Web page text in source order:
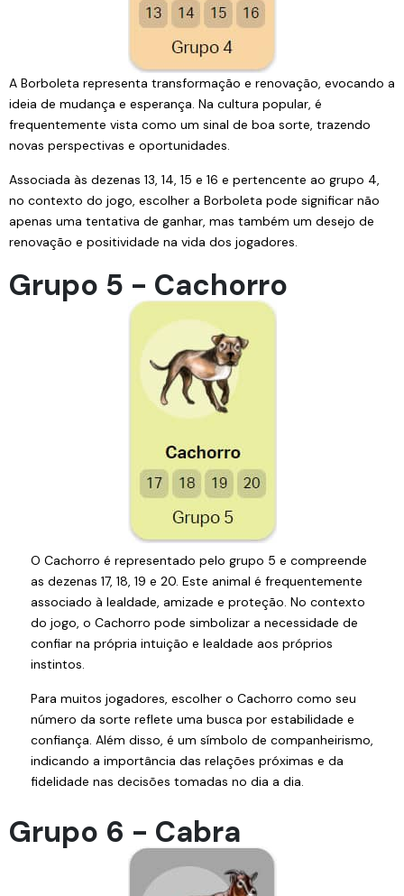
A Borboleta representa transformação e renovação, evocando a
ideia de mudança e esperança. Na cultura popular, é
frequentemente vista como um sinal de boa sorte, trazendo
novas perspectivas e oportunidades.
Associada às dezenas 13, 14, 15 e 16 e pertencente ao grupo 4,
no contexto do jogo, escolher a Borboleta pode significar não
apenas uma tentativa de ganhar, mas também um desejo de
renovação e positividade na vida dos jogadores.
Grupo 5 - Cachorro
O Cachorro é representado pelo grupo 5 e compreende
as dezenas 17, 18, 19 e 20. Este animal é frequentemente
associado à lealdade, amizade e proteção. No contexto
do jogo, o Cachorro pode simbolizar a necessidade de
confiar na própria intuição e lealdade aos próprios
instintos.
Para muitos jogadores, escolher o Cachorro como seu
número da sorte reflete uma busca por estabilidade e
confiança. Além disso, é um símbolo de companheirismo,
indicando a importância das relações próximas e da
fidelidade nas decisões tomadas no dia a dia.
Grupo 6 - Cabra